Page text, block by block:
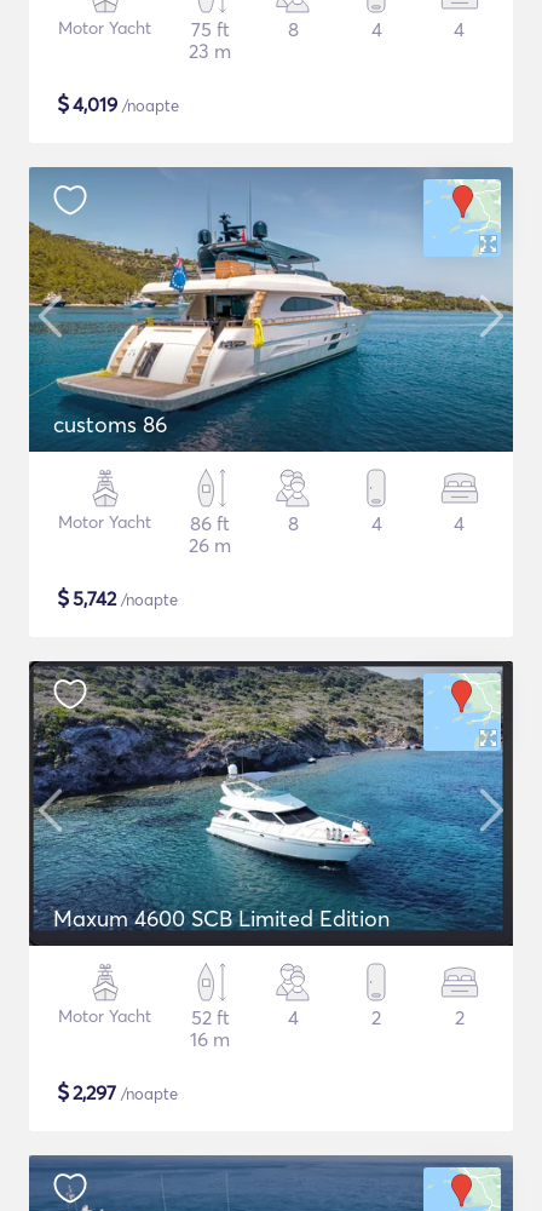
Motor Yacht
75 ft
23 m
8 4 4
$4,019 /noapte
customs 86
Motor Yacht
86 ft
26 m
8 4 4
$5,742/noapte
Maxum 4600 SCB Limited Edition
Motor Yacht
52 ft
16 m
4 2 2
$2,297 /noapte